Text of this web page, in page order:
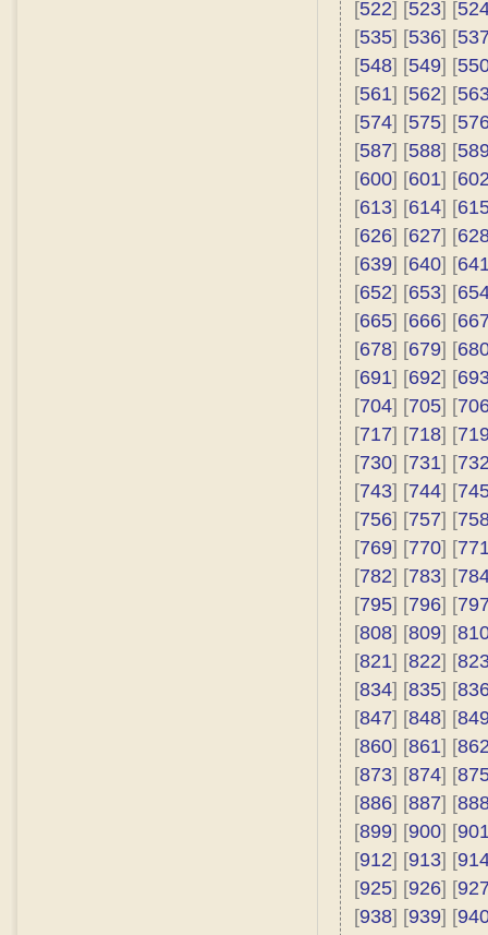
[522] [523] [
[535] [536] [
[548] [549] [
[561] [562] [
[574] [575] [
[587] [588] [
[600] [601] [
[613] [614] [
[626] [627] [
[639] [640] [
[652] [653] [
[665] [666] [
[678] [679] [
[691] [692] [
[704] [705] [
[717] [718] [
[730] [731] [
[743] [744] [
[756] [757] [
[769] [770] [
[782] [783] [
[795] [796] [
[808] [809] [
[821] [822] [
[834] [835] [
[847] [848] [
[860] [861] [
[873] [874] [
[886] [887] [
[899] [900] [
[912] [913] [
[925] [926] [
[938] [939] [